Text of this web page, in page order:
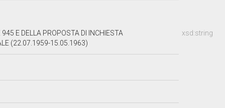
xsd:string
E DELLA PROPOSTA DI INCHIESTA
(22.07.1959-15.05.1963)